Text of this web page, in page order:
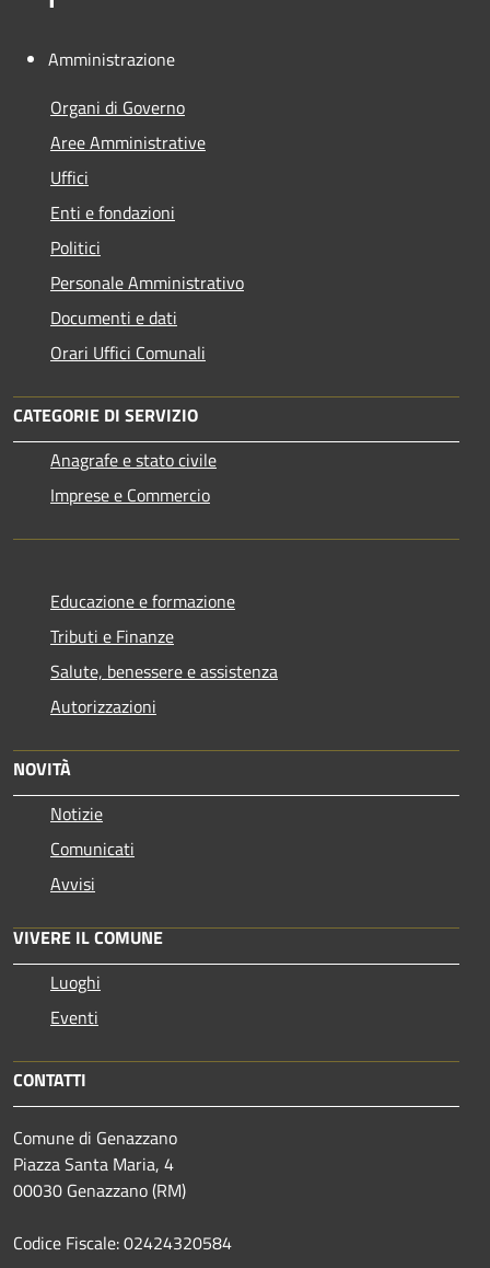
Amministrazione
Organi di Governo
Aree Amministrative
Uffici
Enti e fondazioni
Politici
Personale Amministrativo
Documenti e dati
Orari Uffici Comunali
CATEGORIE DI SERVIZIO
Anagrafe e stato civile
Imprese e Commercio
Educazione e formazione
Tributi e Finanze
Salute, benessere e assistenza
Autorizzazioni
NOVITÀ
Notizie
Comunicati
Avvisi
VIVERE IL COMUNE
Luoghi
Eventi
CONTATTI
Comune di Genazzano
Piazza Santa Maria, 4
00030 Genazzano (RM)
Codice Fiscale: 02424320584